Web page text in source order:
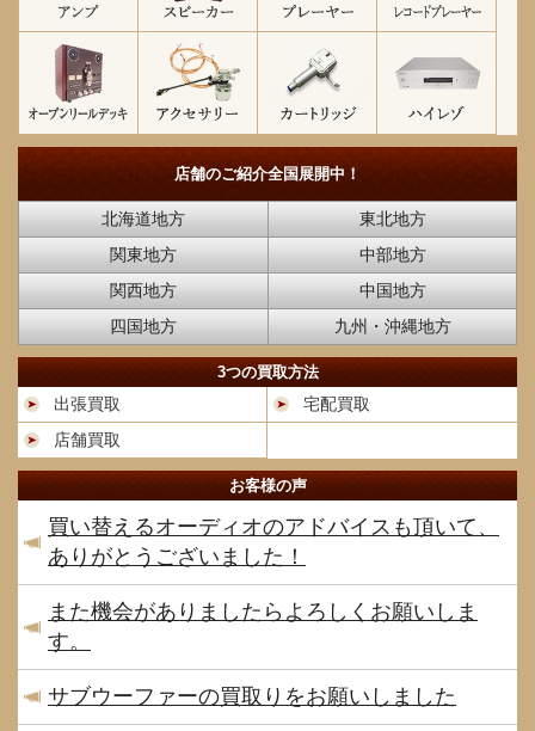
店舗のご紹介全国展開中！
北海道地方
東北地方
関東地方
中部地方
関西地方
中国地方
四国地方
九州・沖縄地方
3つの買取方法
出張買取
宅配買取
店舗買取
お客様の声
買い替えるオーディオのアドバイスも頂いて、
ありがとうございました！
また機会がありましたらよろしくお願いしま
す。
サブウーファーの買取りをお願いしました